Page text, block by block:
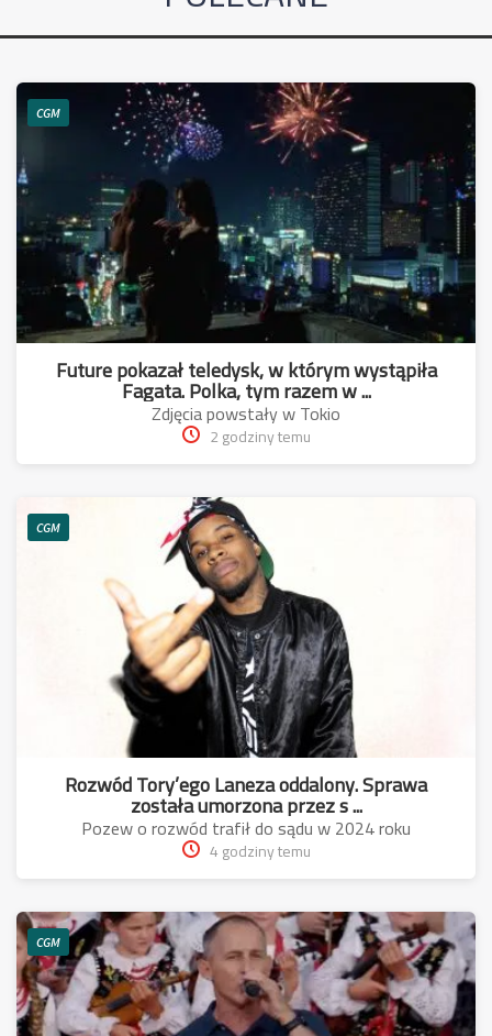
CGM
Future pokazał teledysk, w którym wystąpiła
Fagata. Polka, tym razem w ...
Zdjęcia powstały w Tokio
2 godziny temu
CGM
Rozwód Tory’ego Laneza oddalony. Sprawa
została umorzona przez s ...
Pozew o rozwód trafił do sądu w 2024 roku
4 godziny temu
CGM